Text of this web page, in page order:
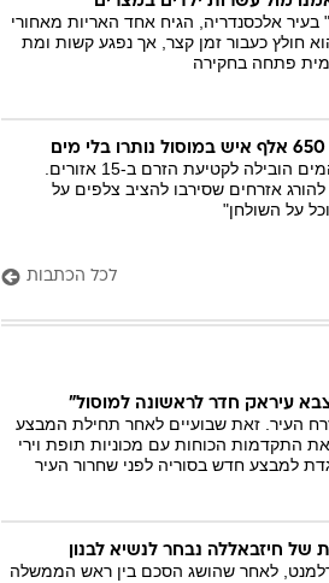
אלכסנדריה, הגיח אחד האריות מאחורי
חולץ כעבור זמן קצר, אך נפגע קשות ומת
פתחה בחקירה
גורם בעיר סיפר כי פגיעה בצינורות המים הובילה לקטיעת הזרם ב-15 אזורים.
אזרחים שסירבו להציב צלפים על
על השולחן"
לכל הכתבות
עיראק חדר לראשונה למוסול"
העיר. זאת שבועיים לאחר תחילת המבצע
התקדמות הכוחות עם מכוניות תופת וירי
למבצע חדש בסוריה לפני שחרור העיר
חיזבאללה נבחר לנשיא לבנון
לאחר שהושג הסכם בין ראש הממשלה